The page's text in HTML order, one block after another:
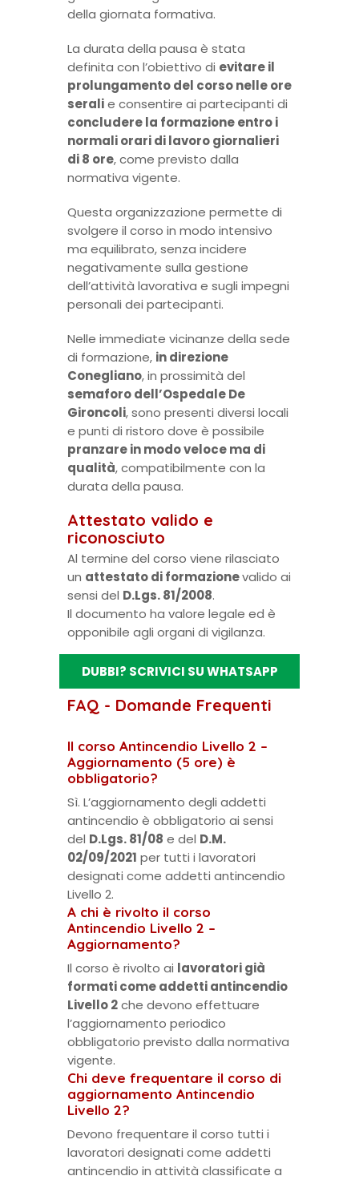
della giornata formativa.
La durata della pausa è stata
definita con l’obiettivo di evitare il
prolungamento del corso nelle ore
seralie consentire ai partecipanti di
concludere la formazione entro i
normali orari di lavoro giornalieri
di 8 ore, come previsto dalla
normativa vigente.
Questa organizzazione permette di
svolgere il corso in modo intensivo
ma equilibrato, senza incidere
negativamente sulla gestione
dell’attività lavorativa e sugli impegni
personali dei partecipanti.
Nelle immediate vicinanze della sede
di formazione, in direzione
Conegliano, in prossimità del
semaforo dell’Ospedale De
Gironcoli, sono presenti diversi locali
e punti di ristoro dove è possibile
pranzare in modo veloce ma di
qualità, compatibilmente con la
durata della pausa.
Attestato valido e
riconosciuto
Al termine del corso viene rilasciato
un attestato di formazionevalido ai
sensi del D.Lgs. 81/2008.
Il documento ha valore legale ed è
opponibile agli organi di vigilanza.
DUBBI? SCRIVICI SU WHATSAPP
FAQ - Domande Frequenti
Il corso Antincendio Livello 2 –
Aggiornamento (5 ore) è
obbligatorio?
Sì. L’aggiornamento degli addetti
antincendio è obbligatorio ai sensi
del D.Lgs. 81/08 e del D.M.
02/09/2021 per tutti i lavoratori
designati come addetti antincendio
Livello 2.
A chi è rivolto il corso
Antincendio Livello 2 –
Aggiornamento?
Il corso è rivolto ai lavoratori già
formati come addetti antincendio
Livello 2che devono effettuare
l’aggiornamento periodico
obbligatorio previsto dalla normativa
vigente.
Chi deve frequentare il corso di
aggiornamento Antincendio
Livello 2?
Devono frequentare il corso tutti i
lavoratori designati come addetti
antincendio in attività classificate a